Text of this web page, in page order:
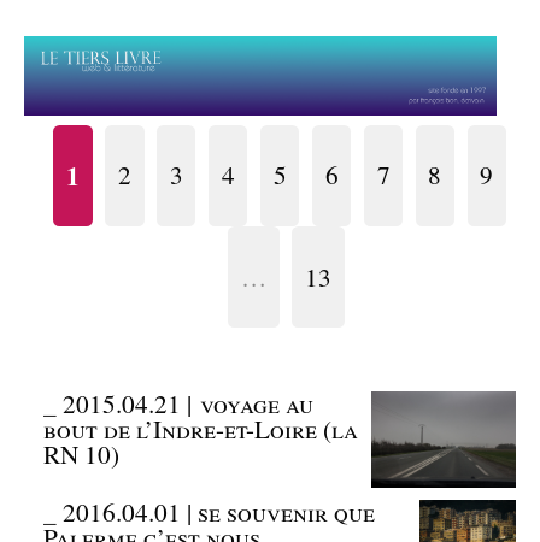
1 2 3 4 5 6 7 8 9
… 13
_2015.04.21 | voyage au
bout de l’Indre-et-Loire (la
RN 10)
_2016.04.01 | se souvenir que